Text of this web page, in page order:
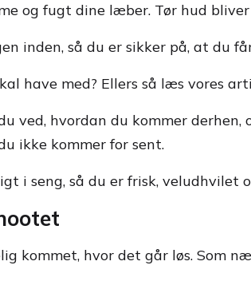
og fugt dine læber. Tør hud
inden, så du er sikker på, at du
have med? Ellers så læs vores
ved, hvordan du kommer
ikke kommer for sent.
i seng, så du er frisk, veludhvilet
kommet, hvor det går løs. Som